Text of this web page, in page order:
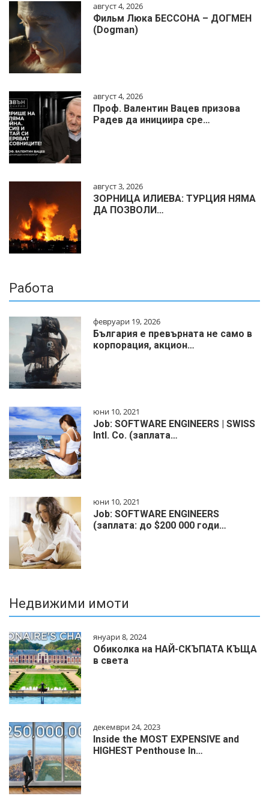
август 4, 2026
Фильм Люка БЕССОНА – ДОГМЕН
(Dogman)
август 4, 2026
Проф. Валентин Вацев призова
Радев да инициира сре…
август 3, 2026
ЗОРНИЦА ИЛИЕВА: ТУРЦИЯ НЯМА
ДА ПОЗВОЛИ…
Работа
февруари 19, 2026
България е превърната не само в
корпорация, акцион…
юни 10, 2021
Job: SOFTWARE ENGINEERS | SWISS
Intl. Co. (заплата…
юни 10, 2021
Job: SOFTWARE ENGINEERS
(заплата: до $200 000 годи…
Недвижими имоти
януари 8, 2024
Обиколка на НАЙ-СКЪПАТА КЪЩА
в света
декември 24, 2023
Inside the MOST EXPENSIVE and
HIGHEST Penthouse In…